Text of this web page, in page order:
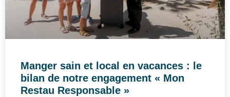
Manger sain et local en vacances : le
bilan de notre engagement « Mon
Restau Responsable »